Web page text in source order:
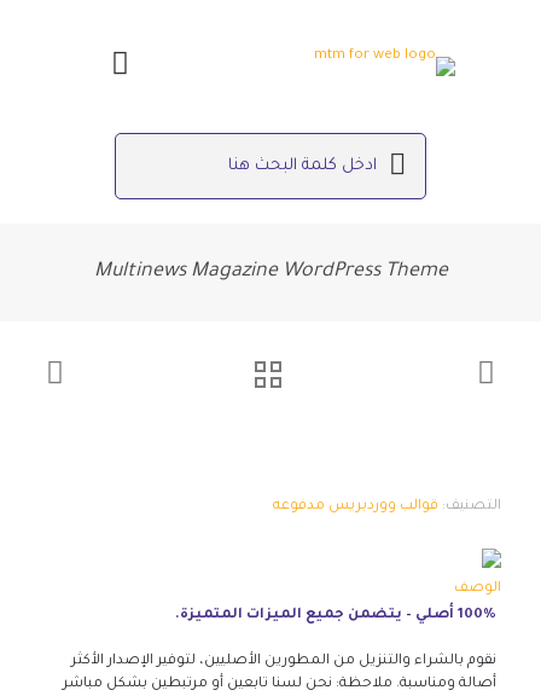
Multinews Magazine WordPress Theme
التصنيف: قوالب ووردبريس مدفوعه
الوصف
100% أصلي – يتضمن جميع الميزات المتميزة.
نقوم بالشراء والتنزيل من المطورين الأصليين، لتوفير الإصدار الأكثر
أصالة ومناسبة. ملاحظة: نحن لسنا تابعين أو مرتبطين بشكل مباشر